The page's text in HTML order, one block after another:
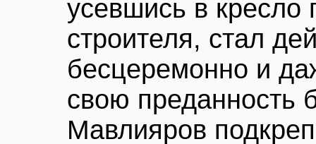
усевшись в кресло
строителя, стал
бесцеремонно и
свою преданность
Мавлияров